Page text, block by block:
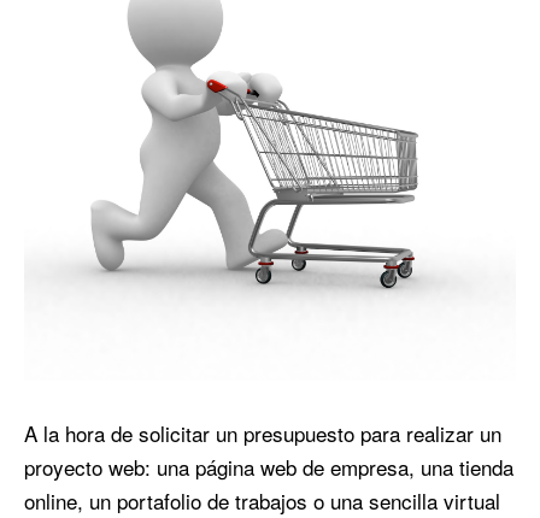
A la hora de solicitar un presupuesto para realizar un
proyecto web: una página web de empresa, una tienda
online, un portafolio de trabajos o una sencilla virtual